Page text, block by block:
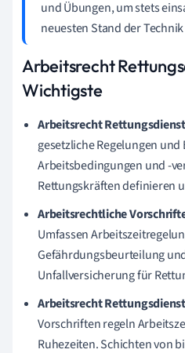
und Übungen, um stets
neuesten Stand der
Arbeitsrecht
Wichtigste
Arbeitsrecht
gesetzliche Regelungen
Arbeitsbedingungen und -
Rettungskräften definieren
Arbeitsrechtliche
Umfassen
Gefährdungsbeurteilung
Unfallversicherung für
Arbeitsrecht
Vorschriften regeln
Ruhezeiten. Schichten von